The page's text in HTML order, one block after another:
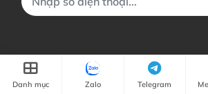
Danh mục Zalo Telegram